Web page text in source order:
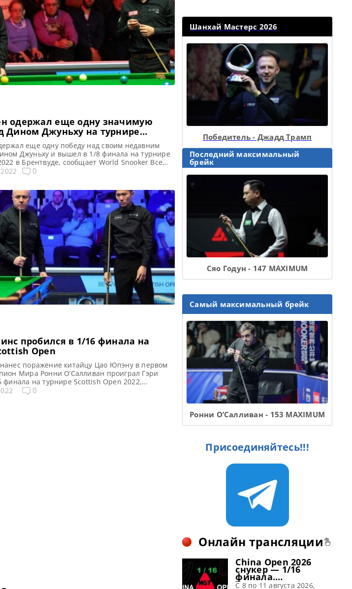
одержал еще одну значимую
Дином Джуньху на турнире
еще одну победу над своим недавним
Джуньху и вышел в 1/8 финала на турнире
в Брентвуде, сообщает World Snooker Все
English Open 2022 Квалификация English
Великобритании Марк […]
0
пробился в 1/16 финала на
Open
поражение китайцу Цао Юпэну в первом
Мира Ронни О’Салливан проиграл Гэри
финала на турнире Scottish Open 2022,
Snooker Все новости и результаты Scottish
[…]
0
Шанхай Мастерс 2026
Победитель - Джадд Трамп
Последний максимальный
брейк
Сяо Годун - 147 MAXIMUM
Самый максимальный брейк
Ронни О’Салливан - 153 MAXIMUM
Присоединяйтесь!!!
Онлайн трансляции
China Open 2026
снукер — 1/16
финала.
Трансляции
C 8 по 11 августа 2026,